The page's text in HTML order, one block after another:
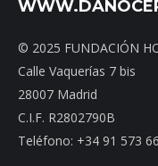
© 2025 FUNDACIÓN
Calle Vaquerías 7 bis
28007 Madrid
C.I.F. R2802790B
Teléfono: +34 91 573